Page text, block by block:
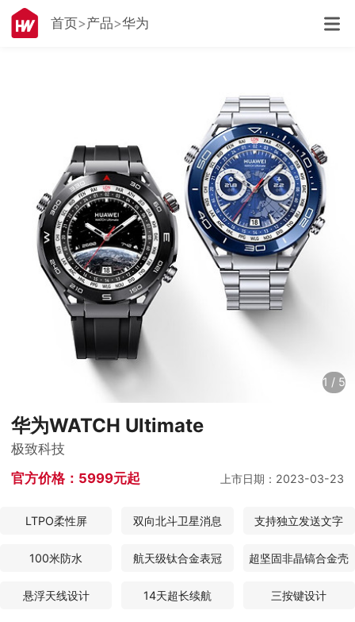
首页 产品 华为
1 / 5
华为WATCH Ultimate
极致科技
官方价格： 5999元起 上市日期：2023-03-23
LTPO柔性屏 双向北斗卫星消息 支持独立发送文字
100米防水 航天级钛合金表冠 超坚固非晶镐合金壳
悬浮天线设计 14天超长续航 三按键设计